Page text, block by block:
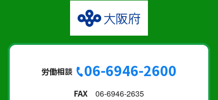
労働相談 06-6946-2600
FAX 06-6946-2635